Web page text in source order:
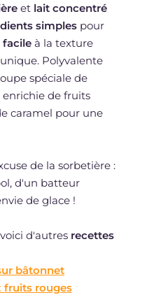
et lait concentré
simplespour
facileà la texture
Polyvalente
spéciale de
de fruits
caramel pour une
de la sorbetière :
d'un batteur
de glace !
d'autres recettes
bâtonnet
fruits rouges